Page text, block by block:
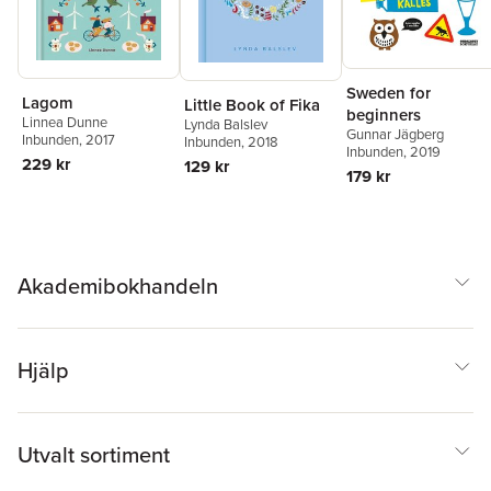
Lagom
Linnea Dunne
Inbunden, 2017
229 kr
Little Book of Fika
Lynda Balslev
Inbunden, 2018
129 kr
Sweden for
beginners
Gunnar Jägberg
Inbunden, 2019
179 kr
Akademibokhandeln
Hjälp
Utvalt sortiment